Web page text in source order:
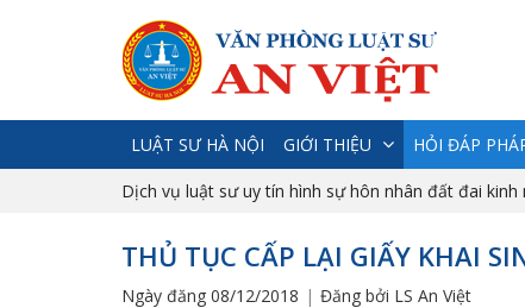
LUẬT SƯ HÀ NỘI GIỚI THIỆU HỎI ĐÁP
Dịch vụ luật sư uy tín hình sự hôn nhân đất đai kinh
THỦ TỤC CẤP LẠI GIẤY KHAI
Ngày đăng 08/12/2018 Đăng bởi LS An Việt